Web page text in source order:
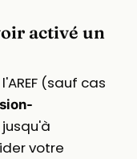
activé un
(sauf cas
votre